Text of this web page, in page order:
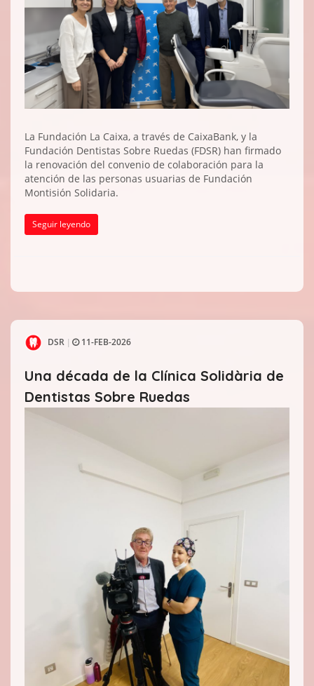
La Fundación La Caixa, a través de CaixaBank, y la
Fundación Dentistas Sobre Ruedas (FDSR) han firmado
la renovación del convenio de colaboración para la
atención de las personas usuarias de Fundación
Montisión Solidaria.
Seguir leyendo
DSR | 11-FEB-2026
Una década de la Clínica Solidària de
Dentistas Sobre Ruedas